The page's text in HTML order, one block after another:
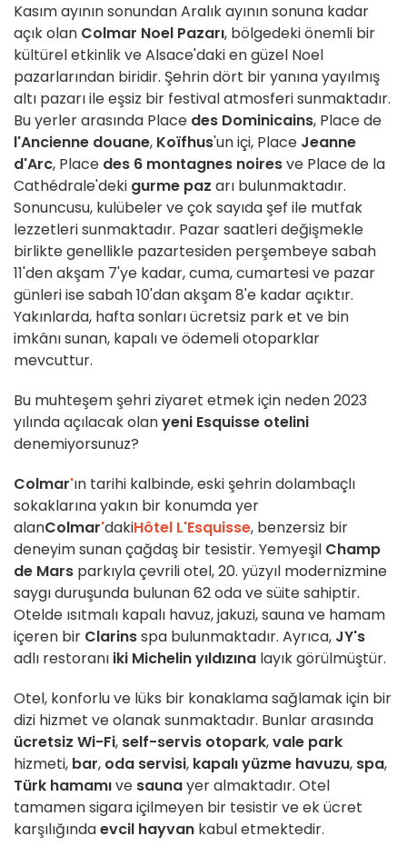
Kasım ayının sonundan Aralık ayının sonuna kadar
açık olan Colmar Noel Pazarı, bölgedeki önemli bir
kültürel etkinlik ve Alsace'daki en güzel Noel
pazarlarından biridir. Şehrin dört bir yanına yayılmış
altı pazarı ile eşsiz bir festival atmosferi sunmaktadır.
Bu yerler arasında Place des Dominicains, Place de
l'Ancienne douane, Koïfhus'un içi, Place Jeanne
d'Arc, Place des 6 montagnes noiresve Place de la
Cathédrale'deki gurme paz arı bulunmaktadır.
Sonuncusu, kulübeler ve çok sayıda şef ile mutfak
lezzetleri sunmaktadır. Pazar saatleri değişmekle
birlikte genellikle pazartesiden perşembeye sabah
11'den akşam 7'ye kadar, cuma, cumartesi ve pazar
günleri ise sabah 10'dan akşam 8'e kadar açıktır.
Yakınlarda, hafta sonları ücretsiz park et ve bin
imkânı sunan, kapalı ve ödemeli otoparklar
mevcuttur.
Bu muhteşem şehri ziyaret etmek için neden 2023
yılında açılacak olanyeni Esquisse otelini
denemiyorsunuz?
Colmar'ın tarihi kalbinde, eski şehrin dolambaçlı
sokaklarına yakın bir konumda yer
alanColmar'dakiHôtel L'Esquisse, benzersiz bir
deneyim sunan çağdaş bir tesistir. Yemyeşil Champ
de Mars parkıyla çevrili otel, 20. yüzyıl modernizmine
saygı duruşunda bulunan 62 oda ve süite sahiptir.
Otelde ısıtmalı kapalı havuz, jakuzi, sauna ve hamam
içeren bir Clarinsspa bulunmaktadır. Ayrıca, JY's
adlı restoranı iki Michelin yıldızına layık görülmüştür.
Otel, konforlu ve lüks bir konaklama sağlamak için bir
dizi hizmet ve olanak sunmaktadır. Bunlar arasında
ücretsiz Wi-Fi, self-servis otopark,vale park
hizmeti, bar, oda servisi, kapalı yüzme havuzu, spa,
Türk hamamıve saunayer almaktadır. Otel
tamamen sigara içilmeyen bir tesistir ve ek ücret
karşılığındaevcil hayvan kabul etmektedir.